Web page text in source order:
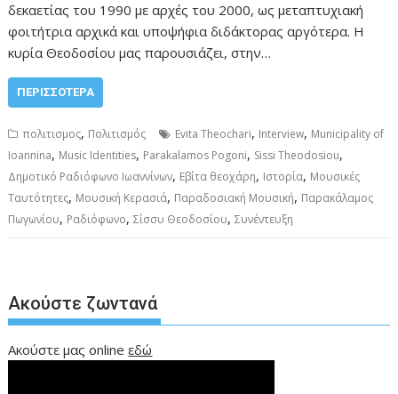
δεκαετίας του 1990 με αρχές του 2000, ως μεταπτυχιακή
φοιτήτρια αρχικά και υποψήφια διδάκτορας αργότερα. Η
κυρία Θεοδοσίου μας παρουσιάζει, στην…
ΠΕΡΙΣΣΌΤΕΡΑ
πολιτισμος, Πολιτισμός Evita Theochari, Interview, Municipality of
Ioannina, Music Identities, Parakalamos Pogoni, Sissi Theodosiou,
Δημοτικό Ραδιόφωνο Ιωαννίνων, Εβίτα θεοχάρη, Ιστορία, Μουσικές
Ταυτότητες, Μουσική Κερασιά, Παραδοσιακή Μουσική, Παρακάλαμος
Πωγωνίου, Ραδιόφωνο,Σίσσυ Θεοδοσίου,Συνέντευξη
Ακούστε ζωντανά
Ακούστε μας onlineεδώ